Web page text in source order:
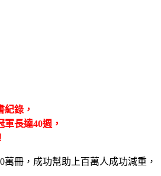
錄，
長達40週，
，成功幫助上百萬人成功減重，